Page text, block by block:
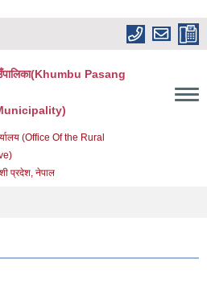
Pasang
(Office Of the Rural
प्रदेश, नेपाल